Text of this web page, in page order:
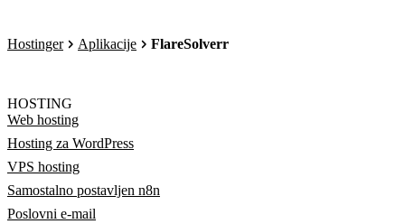
Hostinger Aplikacije FlareSolverr
HOSTING
Web hosting
Hosting za WordPress
VPS hosting
Samostalno postavljen n8n
Poslovni e-mail